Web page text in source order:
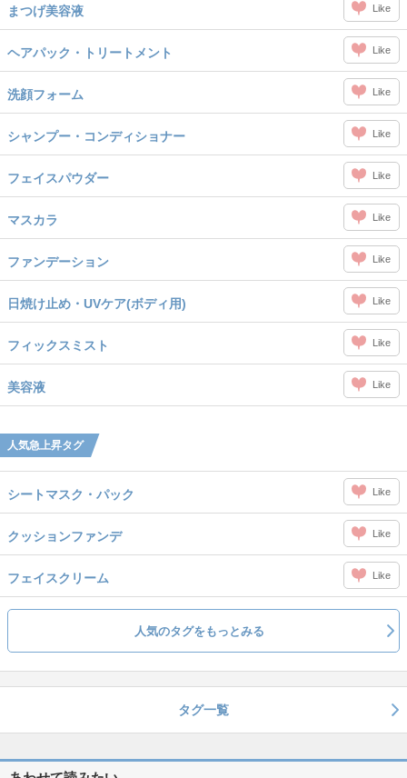
まつげ美容液 Like
ヘアパック・トリートメント Like
洗顔フォーム Like
シャンプー・コンディショナー Like
フェイスパウダー Like
マスカラ Like
ファンデーション Like
日焼け止め・UVケア(ボディ用) Like
フィックスミスト Like
美容液 Like
人気急上昇タグ
シートマスク・パック Like
クッションファンデ Like
フェイスクリーム Like
人気のタグをもっとみる
タグ一覧